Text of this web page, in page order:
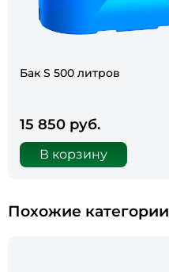
Бак S 500 литров
15 850 руб.
В корзину
Похожие категории